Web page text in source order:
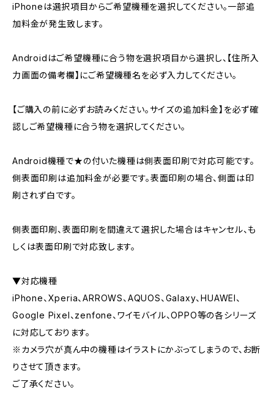
iPhoneは選択項目からご希望機種を選択してください。一部追
加料金が発生致します。
Androidはご希望機種に合う物を選択項目から選択し、【住所入
力画面の備考欄】にご希望機種名を必ず入力してください。
【ご購入の前に必ずお読みください。サイズの追加料金】を必ず確
認しご希望機種に合う物を選択してください。
Android機種で★の付いた機種は側表面印刷で対応可能です。
側表面印刷は追加料金が必要です。表面印刷の場合、側面は印
刷されず白です。
側表面印刷、表面印刷を間違えて選択した場合はキャンセル、も
しくは表面印刷で対応致します。
▼対応機種
iPhone、Xperia、ARROWS、AQUOS、Galaxy、HUAWEI、
Google Pixel、zenfone、ワイモバイル、OPPO等の各シリーズ
に対応しております。
※カメラ穴が真ん中の機種はイラストにかぶってしまうので、お断
りさせて頂きます。
ご了承ください。